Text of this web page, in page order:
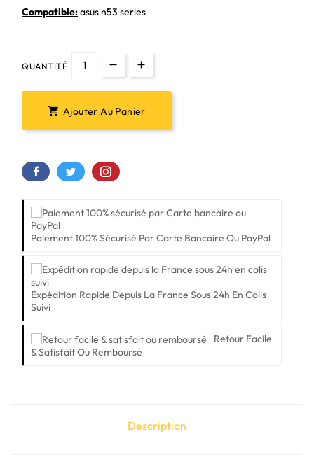
Compatible:asus n53 series
QUANTITÉ
 Ajouter Au Panier
Paiement 100% Sécurisé Par Carte Bancaire Ou PayPal
Expédition Rapide Depuis La France Sous 24h En Colis
Suivi
Retour Facile
& Satisfait Ou Remboursé
Description